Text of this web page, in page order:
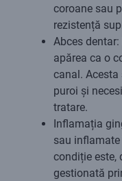
coroane sau
rezistență
Abces
apărea ca o
canal.
puroi și
tratare.
Inflamația
sau
condiție este,
gestionată